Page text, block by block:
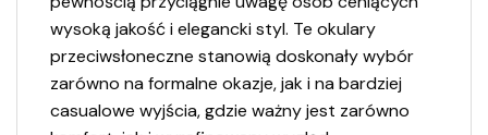
wysoką jakość i elegancki styl. Te okulary
przeciwsłoneczne stanowią doskonały wybór
zarówno na formalne okazje, jak i na bardziej
casualowe wyjścia, gdzie ważny jest zarówno